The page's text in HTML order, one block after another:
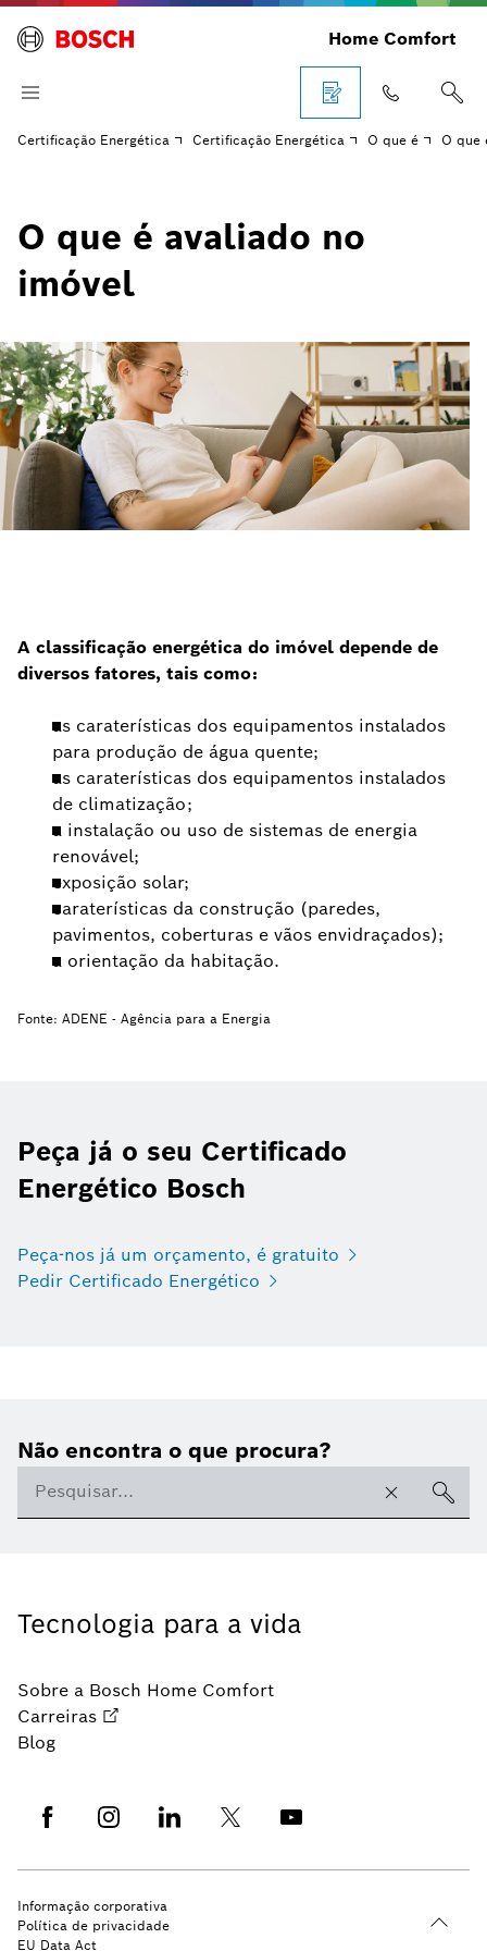
Home Comfort
Certificação Energética Certificação Energética O que é O que
O que é avaliado no
imóvel
A classificação energética do imóvel depende de
diversos fatores, tais como:
as caraterísticas dos equipamentos instalados
para produção de água quente;
as caraterísticas dos equipamentos instalados
de climatização;
a instalação ou uso de sistemas de energia
renovável;
exposição solar;
caraterísticas da construção (paredes,
pavimentos, coberturas e vãos envidraçados);
a orientação da habitação.
Fonte: ADENE - Agência para a Energia
Peça já o seu Certificado
Energético Bosch
Peça-nos já um orçamento, é gratuito
Pedir Certificado Energético
Não encontra o que procura?
Tecnologia para a vida
Sobre a Bosch Home Comfort
Carreiras
Blog
Informação corporativa
Política de privacidade
EU Data Act